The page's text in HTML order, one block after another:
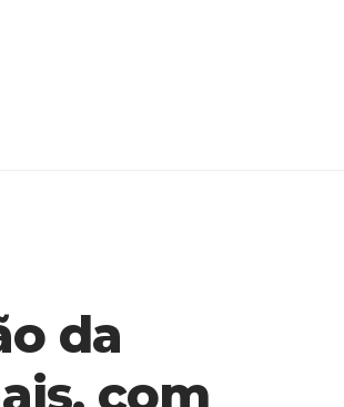
da
com